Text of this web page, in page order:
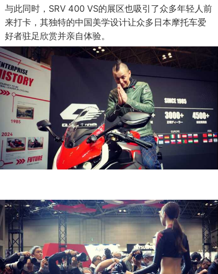
与此同时，SRV 400 VS的展区也吸引了众多年轻人前
来打卡，其独特的中国美学设计让众多日本摩托车爱
好者驻足欣赏并亲自体验。